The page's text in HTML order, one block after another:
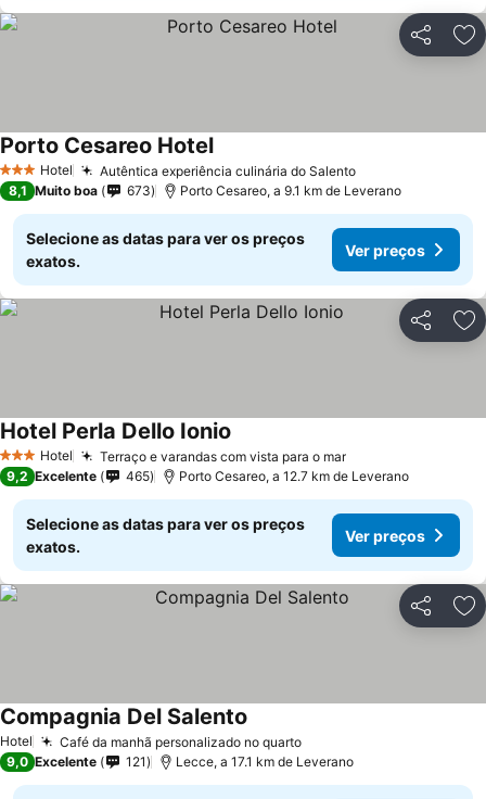
Partilhar
3 EstrelasHotel Autêntica experiência culinária do SalentoVer preços
Porto Cesareo HotelVer preços
8,1 Muito boa 673 Porto Cesareo, a 9.1 km de Leverano
Selecione as datas para ver os preços
exatos.
Ver preços
Partilhar
3 EstrelasHotel Terraço e varandas com vista para o marVer preços
Hotel Perla Dello Ionio
9,2 Excelente 465 Porto Cesareo, a 12.7 km de Leverano
Selecione as datas para ver os preços
exatos.
Ver preços
Partilhar
Hotel Café da manhã personalizado no quartoVer preços
Compagnia Del Salento
9,0 Excelente 121 Lecce, a 17.1 km de Leverano